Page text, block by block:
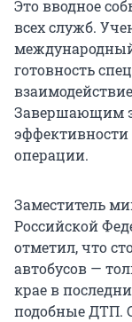
Это вводное
всех служб.
готовность
Завершающим
операции.
Заместитель
Российской
отметил, что
автобусов —
крае в
подобные ДТП.